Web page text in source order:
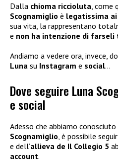
Dalla chioma riccioluta , come
Scognamiglio è legatissima
sua vita, la rappresentano
e non ha intenzione di farseli
Andiamo a vedere ora, invece,
Luna su Instagram e social…
Dove seguire Luna
e social
Adesso che abbiamo
Scognamiglio, è possibile
e dell’allieva de Il Collegio 5
account.